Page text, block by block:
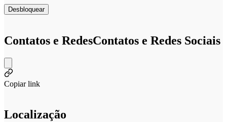
Desbloquear
Contatos e RedesContatos e Redes Sociais
Copiar link
Localização